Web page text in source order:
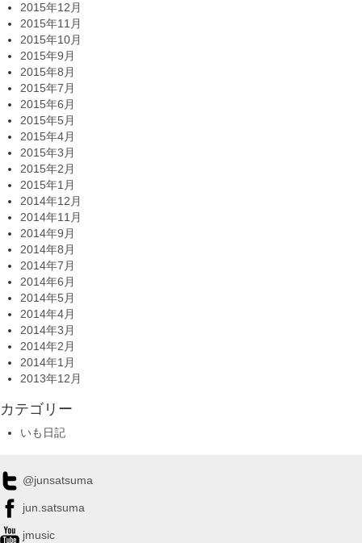
2015年12月
2015年11月
2015年10月
2015年9月
2015年8月
2015年7月
2015年6月
2015年5月
2015年4月
2015年3月
2015年2月
2015年1月
2014年12月
2014年11月
2014年9月
2014年8月
2014年7月
2014年6月
2014年5月
2014年4月
2014年3月
2014年2月
2014年1月
2013年12月
カテゴリー
いも日記
@junsatsuma
jun.satsuma
jmusic